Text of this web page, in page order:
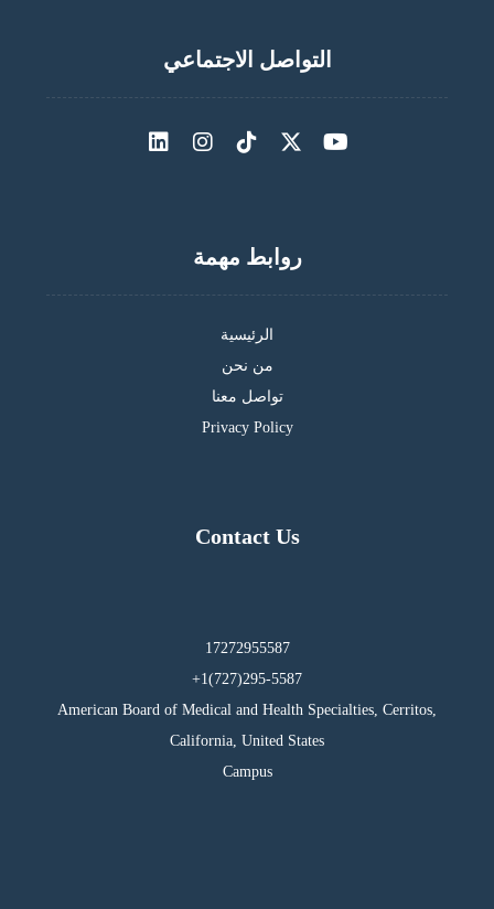
التواصل الاجتماعي
روابط مهمة
الرئيسية
من نحن
تواصل معنا
Privacy Policy
Contact Us
17272955587
295-5587(727)1+
American Board of Medical and Health Specialties, Cerritos,
California, United States
Campus